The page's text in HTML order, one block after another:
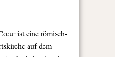
ist eine römisch-
auf dem